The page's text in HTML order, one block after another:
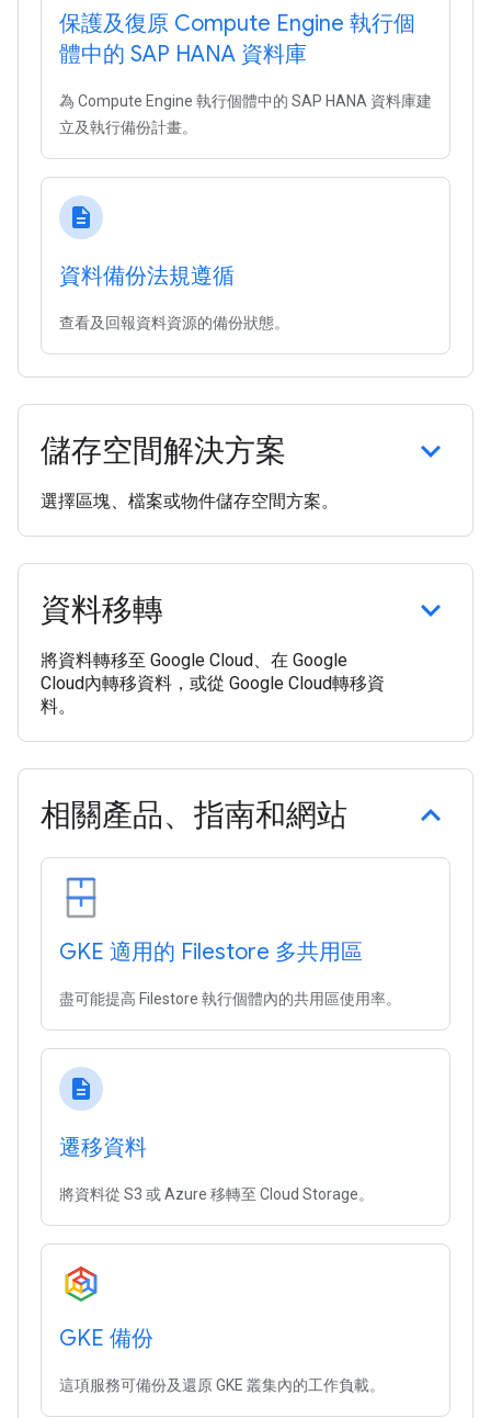
保護及復原 Compute Engine 執行個
體中的 SAP HANA 資料庫
為 Compute Engine 執行個體中的 SAP HANA 資料庫建
立及執行備份計畫。
description
資料備份法規遵循
查看及回報資料資源的備份狀態。
儲存空間解決方案
選擇區塊、檔案或物件儲存空間方案。
資料移轉
將資料轉移至 Google Cloud、在 Google
Cloud內轉移資料，或從 Google Cloud轉移資
料。
相關產品、指南和網站
GKE 適用的 Filestore 多共用區
盡可能提高 Filestore 執行個體內的共用區使用率。
description
遷移資料
將資料從 S3 或 Azure 移轉至 Cloud Storage。
GKE 備份
這項服務可備份及還原 GKE 叢集內的工作負載。